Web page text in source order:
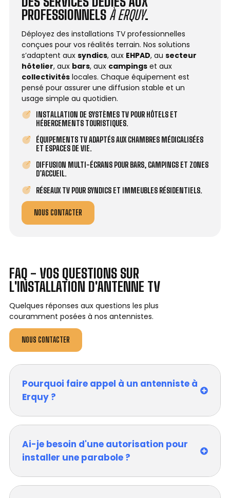
PROFESSIONNELS À ERQUY.
Déployez des installations TV professionnelles
conçues pour vos réalités terrain. Nos solutions
s’adaptent aux syndics, aux EHPAD, au secteur
hôtelier, aux bars, aux campings et aux
collectivités locales. Chaque équipement est
pensé pour assurer une diffusion stable et un
usage simple au quotidien.
INSTALLATION DE SYSTÈMES TV POUR HÔTELS ET
HÉBERGEMENTS TOURISTIQUES.
ÉQUIPEMENTS TV ADAPTÉS AUX CHAMBRES MÉDICALISÉES
ET ESPACES DE VIE.
DIFFUSION MULTI-ÉCRANS POUR BARS, CAMPINGS ET ZONES
D’ACCUEIL.
RÉSEAUX TV POUR SYNDICS ET IMMEUBLES RÉSIDENTIELS.
NOUS CONTACTER
FAQ - VOS QUESTIONS SUR
L'INSTALLATION D'ANTENNE TV
Quelques réponses aux questions les plus
couramment posées à nos antennistes.
NOUS CONTACTER
Pourquoi faire appel à un antenniste à
Erquy ?
Ai-je besoin d'une autorisation pour
installer une parabole ?